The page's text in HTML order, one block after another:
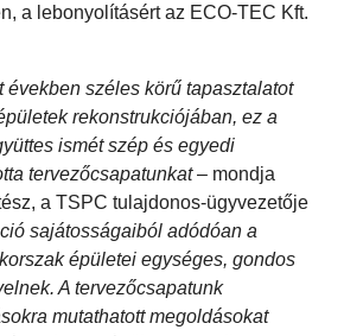
a lebonyolításért az ECO-TEC Kft.
években széles körű tapasztalatot
rekonstrukciójában, ez a
ismét szép és egyedi
tervezőcsapatunkat– mondja
a TSPC tulajdonos-ügyvezetője
sajátosságaiból adódóan a
épületei egységes, gondos
A tervezőcsapatunk
mutathatott megoldásokat